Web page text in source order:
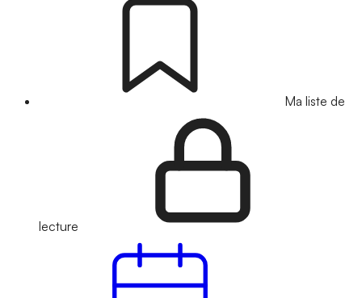
Ma liste de
lecture